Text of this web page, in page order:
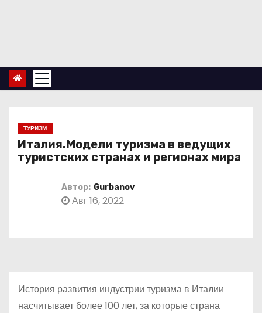
т
ТУРИЗМ
Италия.Модели туризма в ведущих
туристских странах и регионах мира
Автор: Gurbanov
Авг 16, 2022
История развития индустрии туризма в Италии
насчитывает более 100 лет, за которые страна